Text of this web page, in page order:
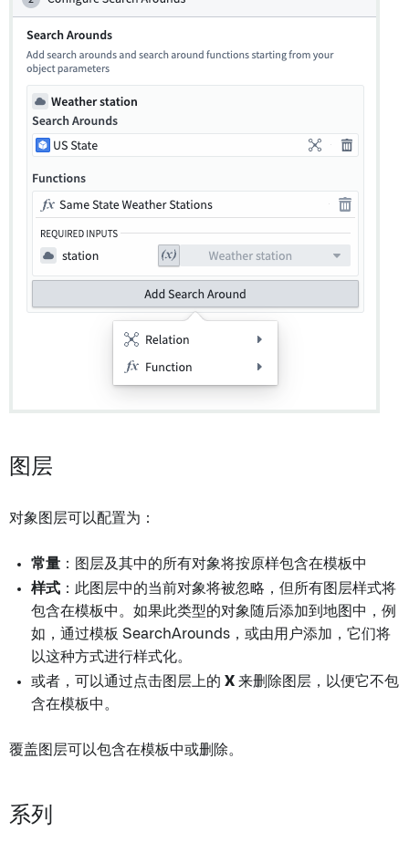
图层
对象图层可以配置为：
常量 ：图层及其中的所有对象将按原样包含在模板中
样式 ：此图层中的当前对象将被忽略，但所有图层样式将
包含在模板中。如果此类型的对象随后添加到地图中，例
如，通过模板 SearchArounds，或由用户添加，它们将
以这种方式进行样式化。
或者，可以通过点击图层上的 X 来删除图层，以便它不包
含在模板中。
覆盖图层可以包含在模板中或删除。
系列